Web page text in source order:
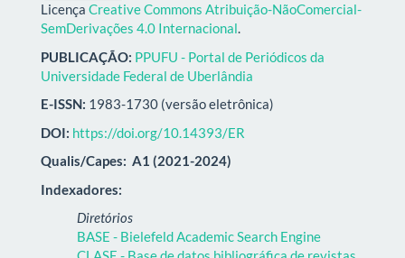
Licença Creative Commons Atribuição-NãoComercial-
SemDerivações 4.0 Internacional.
PUBLICAÇÃO: PPUFU - Portal de Periódicos da
Universidade Federal de Uberlândia
E-ISSN: 1983-1730 (versão eletrônica)
DOI: https://doi.org/10.14393/ER
Qualis/Capes: A1 (2021-2024)
Indexadores:
Diretórios
BASE - Bielefeld Academic Search Engine